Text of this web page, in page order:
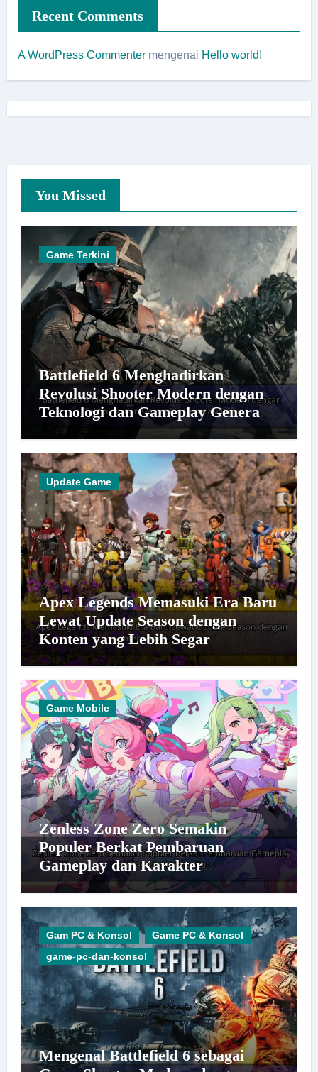
Recent Comments
A WordPress Commentermengenai Hello world!
You Missed
Game Terkini
Battlefield 6 Menghadirkan
Revolusi Shooter Modern dengan
Teknologi dan Gameplay Generasi
Baru
Update Game
Apex Legends Memasuki Era Baru
Lewat Update Season dengan
Konten yang Lebih Segar
Game Mobile
Zenless Zone Zero Semakin
Populer Berkat Pembaruan
Gameplay dan Karakter
Berkualitas
Gam PC & Konsol
Game PC & Konsol
game-pc-dan-konsol
Mengenal Battlefield 6 sebagai